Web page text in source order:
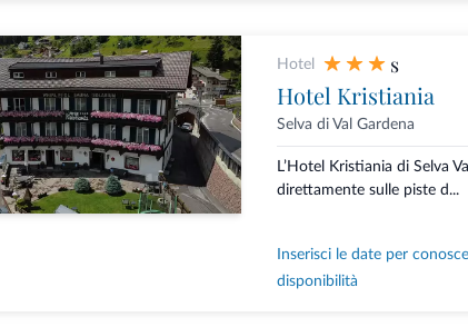
Hotel s
Hotel Kristiania
Selva di Val Gardena
L’Hotel Kristiania di Selva
direttamente sulle piste d...
Inserisci le date per
disponibilità